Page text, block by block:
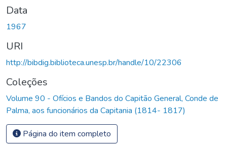
Data
1967
URI
http://bibdig.biblioteca.unesp.br/handle/10/22306
Coleções
Volume 90 - Ofícios e Bandos do Capitão General, Conde de
Palma, aos funcionários da Capitania (1814- 1817)
Página do item completo